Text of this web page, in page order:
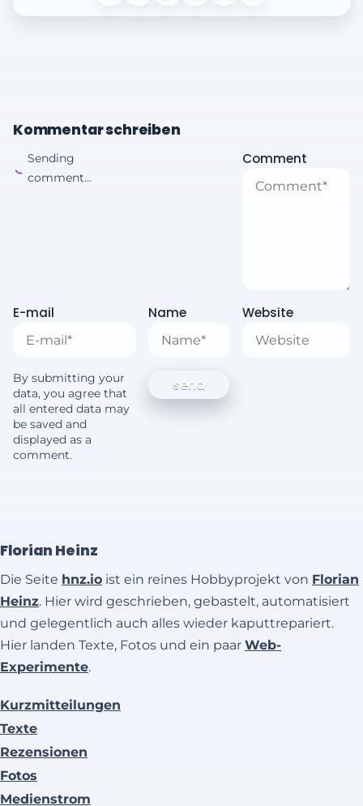
Kommentar schreiben
Sending
comment...
Comment
E-mail Name Website
By submitting your
data, you agree that
all entered data may
be saved and
displayed as a
comment.
Florian Heinz
Die Seite hnz.io ist ein reines Hobbyprojekt von Florian
Heinz. Hier wird geschrieben, gebastelt, automatisiert
und gelegentlich auch alles wieder kaputtrepariert.
Hier landen Texte, Fotos und ein paar Web-
Experimente.
Kurzmitteilungen
Texte
Rezensionen
Fotos
Medienstrom